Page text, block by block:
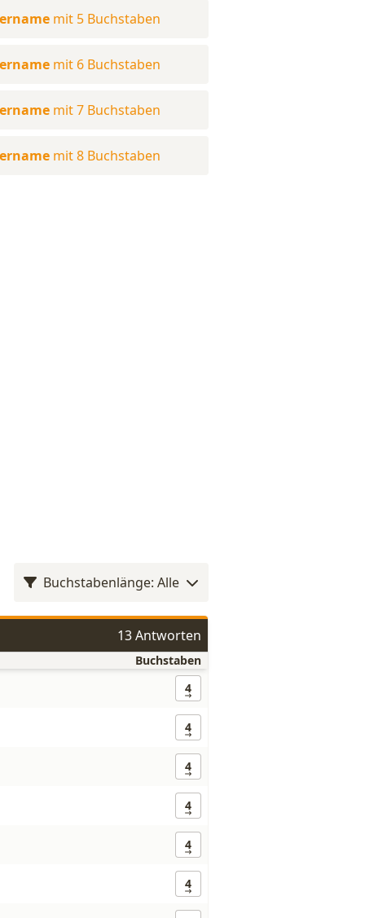
mit 5 Buchstaben
mit 6 Buchstaben
mit 7 Buchstaben
mit 8 Buchstaben
Buchstabenlänge: Alle
13 Antworten
Buchstaben
4
4
4
4
4
4